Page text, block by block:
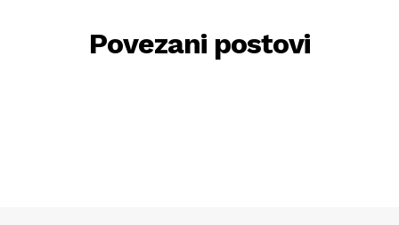
Povezani postovi